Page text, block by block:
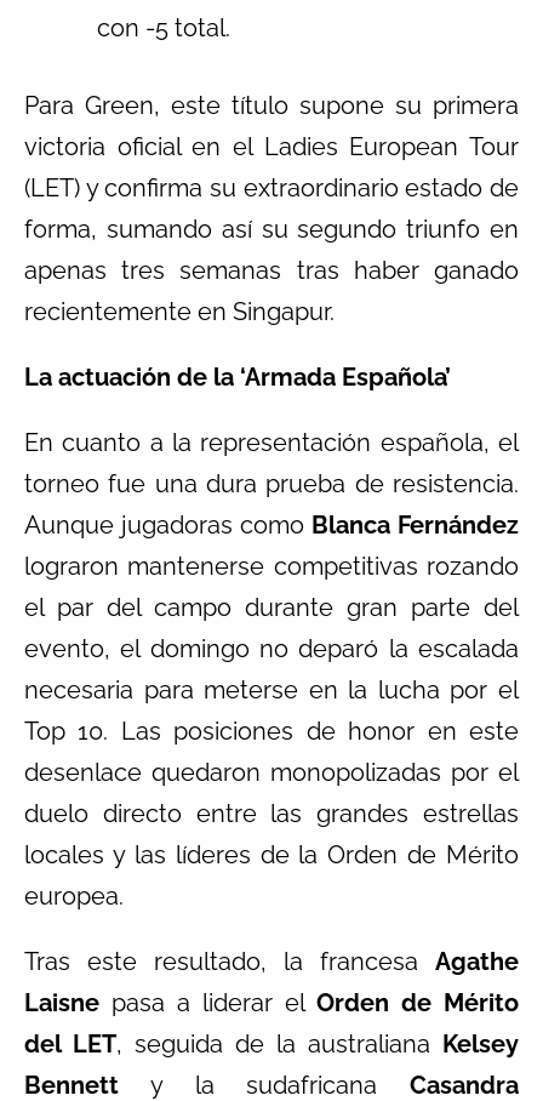
con -5 total.
Para Green, este título supone su primera
victoria oficial en el Ladies European Tour
(LET) y confirma su extraordinario estado de
forma, sumando así su segundo triunfo en
apenas tres semanas tras haber ganado
recientemente en Singapur.
La actuación de la ‘Armada Española’
En cuanto a la representación española, el
torneo fue una dura prueba de resistencia.
Aunque jugadoras como Blanca Fernández
lograron mantenerse competitivas rozando
el par del campo durante gran parte del
evento, el domingo no deparó la escalada
necesaria para meterse en la lucha por el
Top 10. Las posiciones de honor en este
desenlace quedaron monopolizadas por el
duelo directo entre las grandes estrellas
locales y las líderes de la Orden de Mérito
europea.
Tras este resultado, la francesa Agathe
Laisne pasa a liderar el Orden de Mérito
del LET, seguida de la australiana Kelsey
Bennett y la sudafricana Casandra